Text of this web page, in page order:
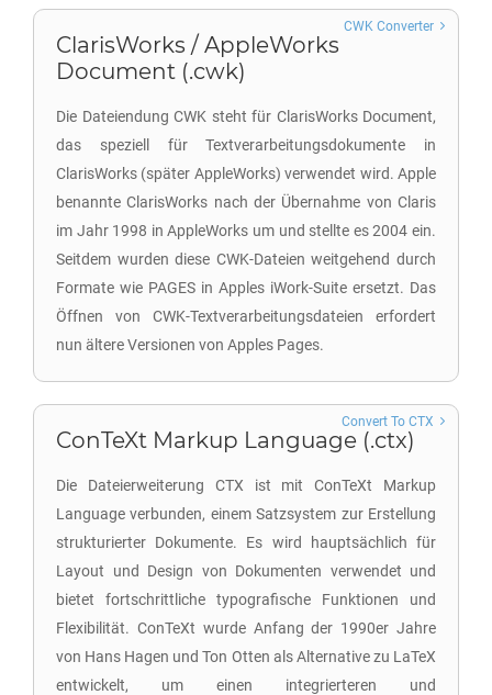
ClarisWorks / AppleWorks
Document (.cwk)
Die Dateiendung CWK steht für ClarisWorks Document,
das speziell für Textverarbeitungsdokumente in
ClarisWorks (später AppleWorks) verwendet wird. Apple
benannte ClarisWorks nach der Übernahme von Claris
im Jahr 1998 in AppleWorks um und stellte es 2004 ein.
Seitdem wurden diese CWK-Dateien weitgehend durch
Formate wie PAGES in Apples iWork-Suite ersetzt. Das
Öffnen von CWK-Textverarbeitungsdateien erfordert
nun ältere Versionen von Apples Pages.
CWK Converter
ConTeXt Markup Language (.ctx)
Die Dateierweiterung CTX ist mit ConTeXt Markup
Language verbunden, einem Satzsystem zur Erstellung
strukturierter Dokumente. Es wird hauptsächlich für
Layout und Design von Dokumenten verwendet und
bietet fortschrittliche typografische Funktionen und
Flexibilität. ConTeXt wurde Anfang der 1990er Jahre
von Hans Hagen und Ton Otten als Alternative zu LaTeX
entwickelt, um einen integrierteren und
Convert To CTX